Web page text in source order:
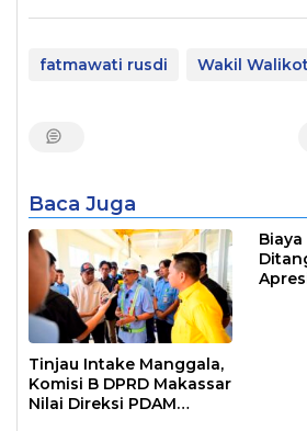
fatmawati rusdi Wakil
Baca Juga
Tinjau Intake Manggala,
Komisi B DPRD Makassar
Nilai Direksi PDAM